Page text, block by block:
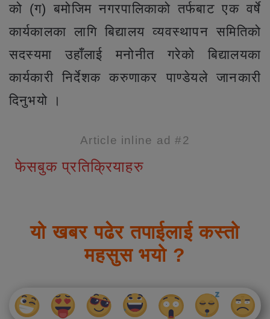
को (ग) बमोजिम नगरपालिकाको तर्फबाट एक वर्षे
कार्यकालका लागि बिद्यालय व्यवस्थापन समितिको
सदस्यमा उहाँलाई मनोनीत गरेको बिद्यालयका
कार्यकारी निर्देशक करुणाकर पाण्डेयले जानकारी
दिनुभयो ।
Article inline ad #2
फेसबुक प्रतिक्रियाहरु
यो खबर पढेर तपाईलाई कस्तो
महसुस भयो ?